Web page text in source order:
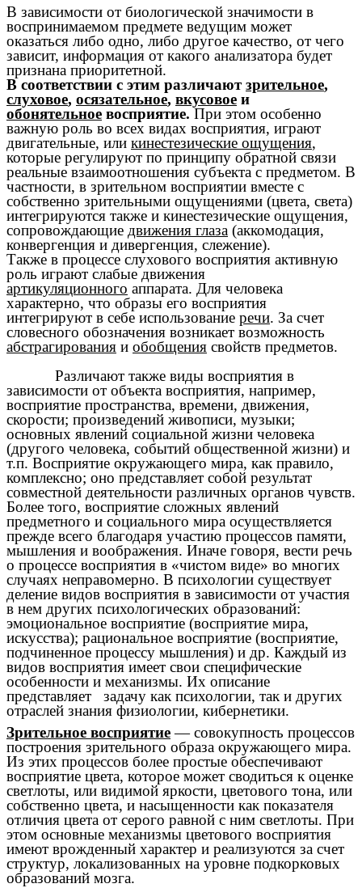
В зависимости от биологической значимости в
воспринимаемом предмете ведущим может
оказаться либо одно, либо другое качество, от чего
зависит, информация от какого анализатора будет
признана приоритетной.
В соответствии с этим различаютзрительное,
слуховое, осязательное, вкусовое и
обонятельное восприятие. При этом особенно
важную роль во всех видах восприятия, играют
двигательные, или кинестезические ощущения,
которые регулируют по принципу обратной связи
реальные взаимоотношения субъекта с предметом. В
частности, в зрительном восприятии вместе с
собственно зрительными ощущениями (цвета, света)
интегрируются также и кинестезические ощущения,
сопровождающие движения глаза (аккомодация,
конвергенция и дивергенция, слежение).
Также в процессе слухового восприятия активную
роль играют слабые движения
артикуляционного аппарата. Для человека
характерно, что образы его восприятия
интегрируют в себе использование речи. За счет
словесного обозначения возникает возможность
абстрагирования и обобщения свойств предметов.
Различают также виды восприятия в
зависимости от объекта восприятия, например,
восприятие пространства, времени, движения,
скорости; произведений живописи, музыки;
основных явлений социальной жизни человека
(другого человека, событий общественной жизни) и
т.п. Восприятие окружающего мира, как правило,
комплексно; оно представляет собой результат
совместной деятельности различных органов чувств.
Более того, восприятие сложных явлений
предметного и социального мира осуществляется
прежде всего благодаря участию процессов памяти,
мышления и воображения. Иначе говоря, вести речь
о процессе восприятия в «чистом виде» во многих
случаях неправомерно. В психологии существует
деление видов восприятия в зависимости от участия
в нем других психологических образований:
эмоциональное восприятие (восприятие мира,
искусства); рациональное восприятие (восприятие,
подчиненное процессу мышления) и др. Каждый из
видов восприятия имеет свои специфические
особенности и механизмы. Их описание
представляет задачу как психологии, так и других
отраслей знания физиологии, кибернетики.
Зрительное восприятие— совокупность процессов
построения зрительного образа окружающего мира.
Из этих процессов более простые обеспечивают
восприятие цвета, которое может сводиться к оценке
светлоты, или видимой яркости, цветового тона, или
собственно цвета, и насыщенности как показателя
отличия цвета от серого равной с ним светлоты. При
этом основные механизмы цветового восприятия
имеют врожденный характер и реализуются за счет
структур, локализованных на уровне подкорковых
образований мозга.